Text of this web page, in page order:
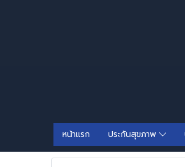
หน้าแรก ประกันสุขภาพ